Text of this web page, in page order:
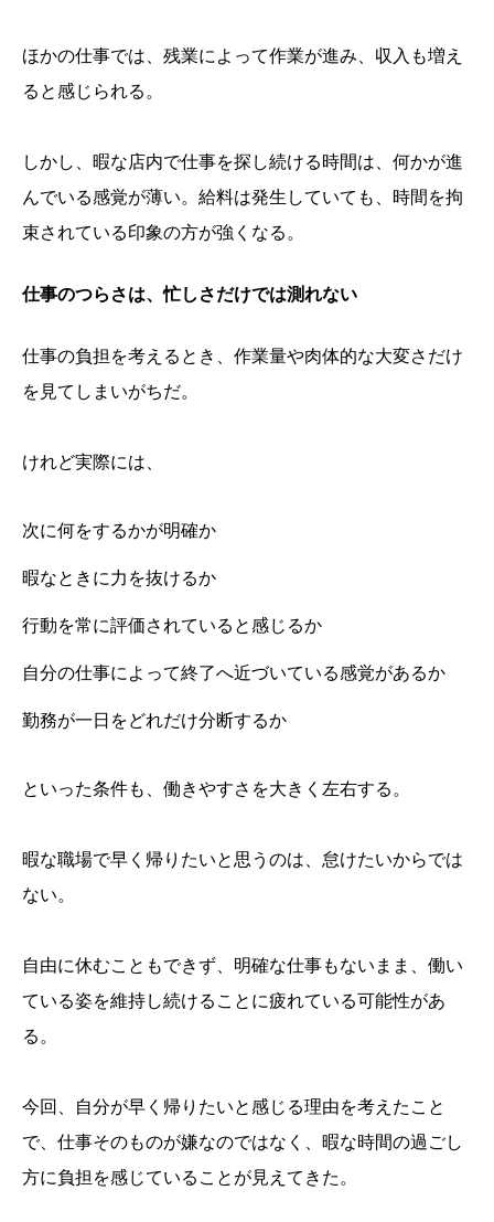
ほかの仕事では、残業によって作業が進み、収入も増え
ると感じられる。
しかし、暇な店内で仕事を探し続ける時間は、何かが進
んでいる感覚が薄い。給料は発生していても、時間を拘
束されている印象の方が強くなる。
仕事のつらさは、忙しさだけでは測れない
仕事の負担を考えるとき、作業量や肉体的な大変さだけ
を見てしまいがちだ。
けれど実際には、
次に何をするかが明確か
暇なときに力を抜けるか
行動を常に評価されていると感じるか
自分の仕事によって終了へ近づいている感覚があるか
勤務が一日をどれだけ分断するか
といった条件も、働きやすさを大きく左右する。
暇な職場で早く帰りたいと思うのは、怠けたいからでは
ない。
自由に休むこともできず、明確な仕事もないまま、働い
ている姿を維持し続けることに疲れている可能性があ
る。
今回、自分が早く帰りたいと感じる理由を考えたこと
で、仕事そのものが嫌なのではなく、暇な時間の過ごし
方に負担を感じていることが見えてきた。